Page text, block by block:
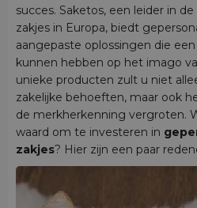
succes. Saketos, een leider in
zakjes in Europa, biedt
aangepaste oplossingen die
kunnen hebben op het imago
unieke producten zult u niet
zakelijke behoeften, maar ook
de merkherkenning vergroten.
waard om te investeren in
zakjes? Hier zijn een paar